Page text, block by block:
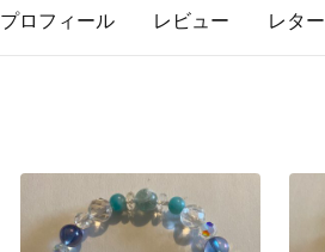
プロフィール レビュー レター